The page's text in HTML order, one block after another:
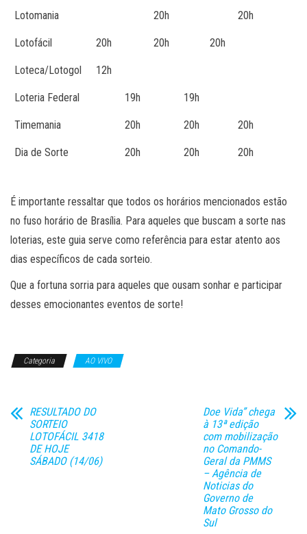
Lotomania 20h 20h
Lotofácil 20h 20h 20h
Loteca/Lotogol 12h
Loteria Federal 19h 19h
Timemania 20h 20h 20h
Dia de Sorte 20h 20h 20h
É importante ressaltar que todos os horários mencionados estão
no fuso horário de Brasília. Para aqueles que buscam a sorte nas
loterias, este guia serve como referência para estar atento aos
dias específicos de cada sorteio.
Que a fortuna sorria para aqueles que ousam sonhar e participar
desses emocionantes eventos de sorte!
Categoria AO VIVO
RESULTADO DO
SORTEIO
LOTOFÁCIL 3418
DE HOJE
SÁBADO (14/06)
Doe Vida” chega
à 13ª edição
com mobilização
no Comando-
Geral da PMMS
– Agência de
Noticias do
Governo de
Mato Grosso do
Sul